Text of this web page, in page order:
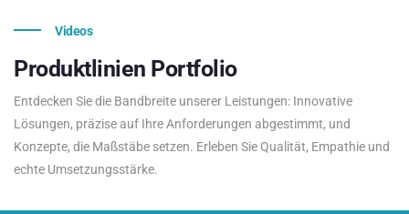
Videos
Produktlinien Portfolio
Entdecken Sie die Bandbreite unserer Leistungen: Innovative
Lösungen, präzise auf Ihre Anforderungen abgestimmt, und
Konzepte, die Maßstäbe setzen. Erleben Sie Qualität, Empathie und
echte Umsetzungsstärke.